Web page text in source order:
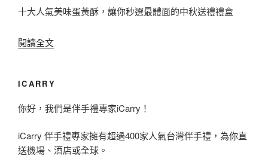
十大人氣美味蛋黃酥，讓你秒選最體面的中秋送禮禮盒
閱讀全文〈
0
0
全
台
ICARRY
你好，我們是伴手禮專家iCarry！
iCarry 伴手禮專家擁有超過400家人氣台灣伴手禮，為你直
送機場、酒店或全球。